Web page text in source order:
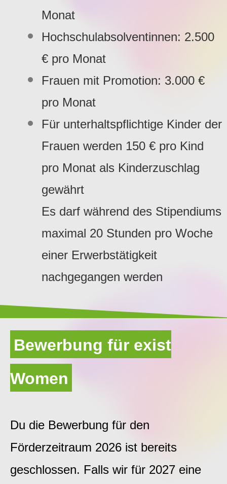
Monat
Hochschulabsolventinnen: 2.500
€ pro Monat
Frauen mit Promotion: 3.000 €
pro Monat
Für unterhaltspflichtige Kinder der
Frauen werden 150 € pro Kind
pro Monat als Kinderzuschlag
gewährt
Es darf während des Stipendiums
maximal 20 Stunden pro Woche
einer Erwerbstätigkeit
nachgegangen werden
Bewerbung für exist
Women
Du die Bewerbung für den
Förderzeitraum 2026 ist bereits
geschlossen. Falls wir für 2027 eine